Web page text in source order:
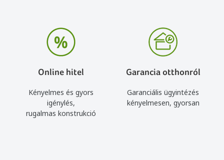
Online hitel
Kényelmes és gyors
igénylés,
rugalmas konstrukció
Garancia otthonról
Garanciális ügyintézés
kényelmesen, gyorsan